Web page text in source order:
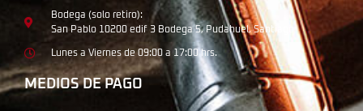
Bodega (solo retiro):
San Pablo 10200 edif 3 Bodega 5, Pudahuel, Santiago
Lunes a Viernes de 09:00 a 17:00 hrs.
MEDIOS DE PAGO